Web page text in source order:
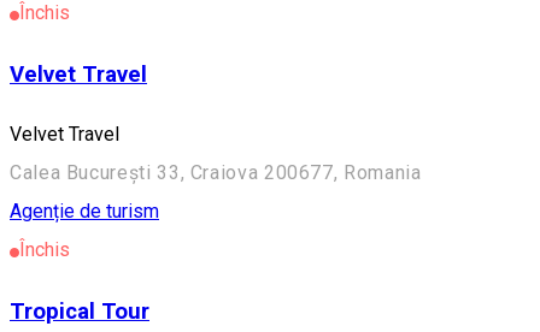
Închis
Velvet Travel
Velvet Travel
Calea București 33, Craiova 200677, Romania
Agenție de turism
Închis
Tropical Tour